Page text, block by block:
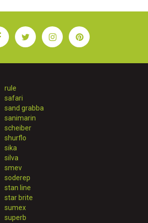
FacebookTwitterInstagramPinterest
rule
safari
sand grabba
sanimarin
scheiber
shurflo
sika
silva
smev
soderep
stan line
star brite
sumex
superb